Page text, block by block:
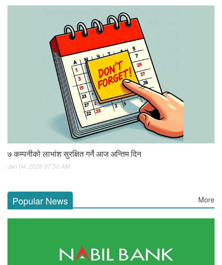
७ कम्पनीको लाभांश सुरक्षित गर्ने आज अन्तिम दिन
Jan 04, 2026 07:50 AM
Popular News More